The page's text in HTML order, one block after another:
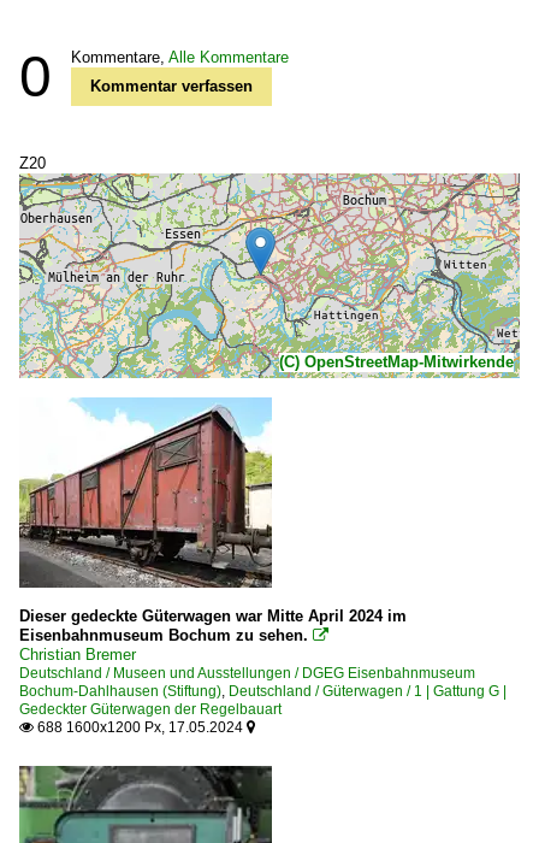
0 Kommentare, Alle Kommentare
Kommentar verfassen
Z20
(C) OpenStreetMap-Mitwirkende
Dieser gedeckte Güterwagen war Mitte April 2024 im
Eisenbahnmuseum Bochum zu sehen. 
Christian Bremer
Deutschland / Museen und Ausstellungen / DGEG Eisenbahnmuseum
Bochum-Dahlhausen (Stiftung), Deutschland / Güterwagen / 1 | Gattung G |
Gedeckter Güterwagen der Regelbauart
 688 1600x1200 Px, 17.05.2024 